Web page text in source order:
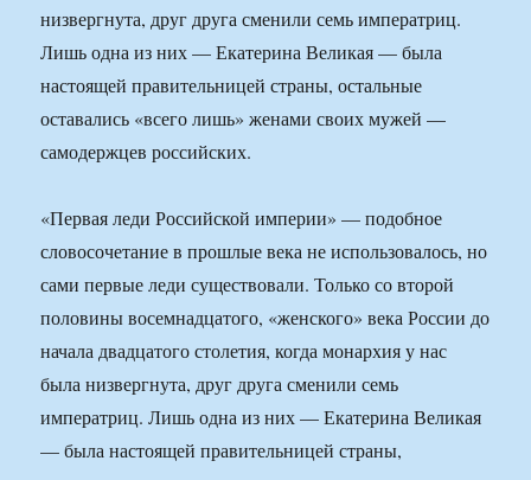
низвергнута, друг друга сменили семь императриц.
Лишь одна из них — Екатерина Великая — была
настоящей правительницей страны, остальные
оставались «всего лишь» женами своих мужей —
самодержцев российских.
«Первая леди Российской империи» — подобное
словосочетание в прошлые века не использовалось, но
сами первые леди существовали. Только со второй
половины восемнадцатого, «женского» века России до
начала двадцатого столетия, когда монархия у нас
была низвергнута, друг друга сменили семь
императриц. Лишь одна из них — Екатерина Великая
— была настоящей правительницей страны,